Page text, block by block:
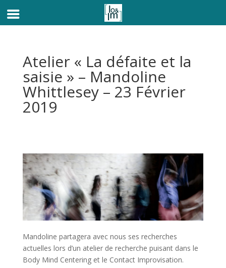
Atelier « La défaite et la
saisie » – Mandoline
Whittlesey – 23 Février
2019
Mandoline partagera avec nous ses recherches
actuelles lors d’un atelier de recherche puisant dans le
Body Mind Centering et le Contact Improvisation.